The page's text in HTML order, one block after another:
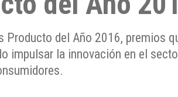
Producto del Año 2016, premios
impulsar la innovación en el